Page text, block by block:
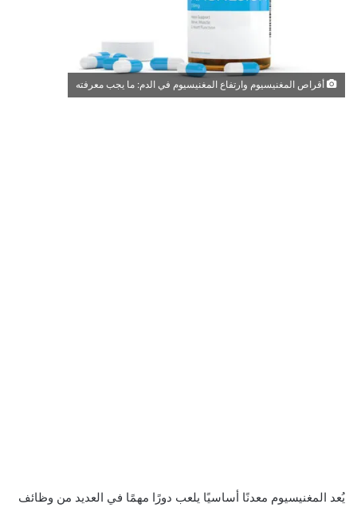
أقراص المغنيسيوم وارتفاع المغنيسيوم في الدم: ما يجب معرفته
يُعد المغنيسيوم معدنًا أساسيًا يلعب دورًا مهمًا في العديد من وظائف